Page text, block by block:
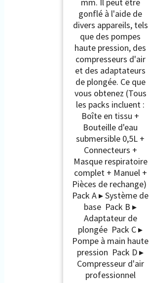
gonflé à l'aide de
divers appareils, tels
que des pompes
haute pression, des
compresseurs d'air
et des adaptateurs
de plongée. Ce que
vous obtenez (Tous
les packs incluent :
Boîte en tissu +
Bouteille d'eau
submersible 0,5L +
Connecteurs +
Masque respiratoire
complet + Manuel +
Pièces de rechange)
Pack A ▸ Système de
base Pack B ▸
Adaptateur de
plongée Pack C ▸
Pompe à main haute
pression Pack D ▸
Compresseur d'air
professionnel